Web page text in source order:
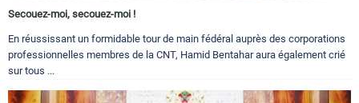
Secouez-moi, secouez-moi !
En réussissant un formidable tour de main fédéral auprès des corporations
professionnelles membres de la CNT, Hamid Bentahar aura également crié
sur tous ...